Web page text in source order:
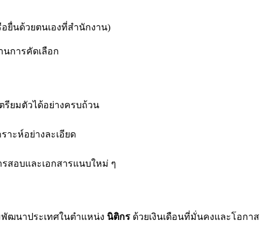
ยื่นด้วยตนเองที่สำนักงาน)
นการคัดเลือก
รียมตัวได้อย่างครบถ้วน
าะห์อย่างละเอียด
สอบและเอกสารแนบใหม่ ๆ
ฒนาประเทศในตำแหน่ง นิติกร ด้วยเงินเดือนที่มั่นคงและโอกาส